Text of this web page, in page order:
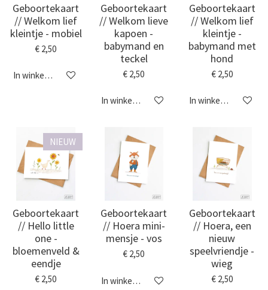
Geboortekaart
// Welkom lief
kleintje - mobiel
€ 2,50
In winkelwagen
Geboortekaart
// Welkom lieve
kapoen -
babymand en
teckel
€ 2,50
In winkelwagen
Geboortekaart
// Welkom lief
kleintje -
babymand met
hond
€ 2,50
In winkelwagen
NIEUW
Geboortekaart
// Hello little
one -
bloemenveld &
eendje
€ 2,50
Geboortekaart
// Hoera mini-
mensje - vos
€ 2,50
In winkelwagen
Geboortekaart
// Hoera, een
nieuw
speelvriendje -
wieg
€ 2,50